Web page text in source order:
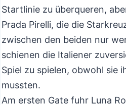
Startlinie zu überqueren,
Prada Pirelli, die die
zwischen den beiden nur
schienen die Italiener
Spiel zu spielen, obwohl sie
mussten.
Am ersten Gate fuhr Luna